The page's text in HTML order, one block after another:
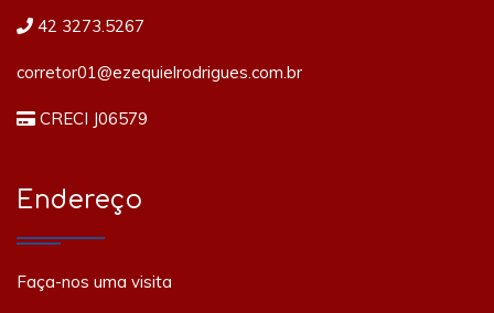
42 3273.5267
corretor01@ezequielrodrigues.com.br
CRECI J06579
Endereço
Faça-nos uma visita